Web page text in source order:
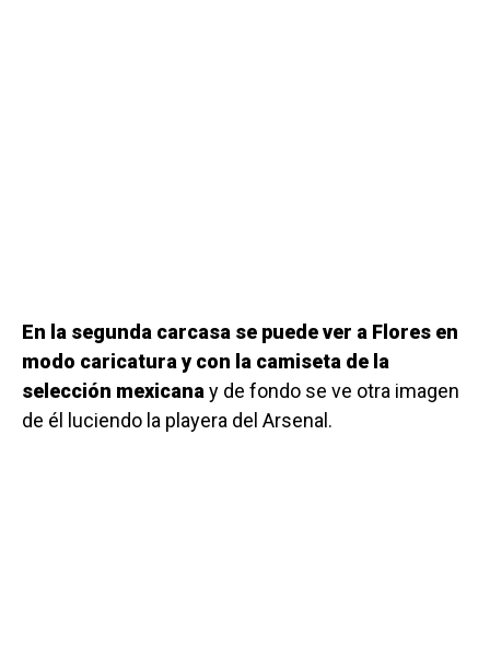
En la segunda carcasa se puede ver a Flores en
modo caricatura y con la camiseta de la
selección mexicanay de fondo se ve otra imagen
de él luciendo la playera del Arsenal.